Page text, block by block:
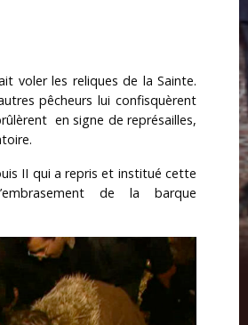
voler les reliques de la Sainte.
pêcheurs lui confisquèrent
en signe de représailles,
II qui a repris et institué cette
de la barque